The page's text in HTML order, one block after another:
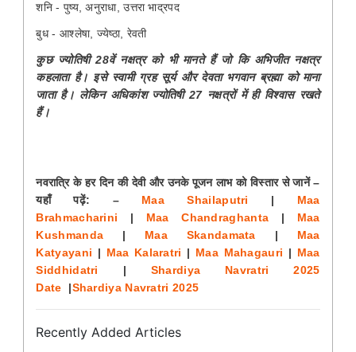
शनि - पुष्य, अनुराधा, उत्तरा भाद्रपद
बुध - आश्लेषा, ज्येष्ठा, रेवती
कुछ ज्योतिषी 28वें नक्षत्र को भी मानते हैं जो कि अभिजीत नक्षत्र
कहलाता है। इसे स्वामी ग्रह सूर्य और देवता भगवान ब्रह्मा को माना
जाता है। लेकिन अधिकांश ज्योतिषी 27 नक्षत्रों में ही विश्वास रखते
हैं।
नवरात्रि के हर दिन की देवी और उनके पूजन लाभ को विस्तार से जानें –
यहाँ पढ़ें: – Maa Shailaputri | Maa
Brahmacharini | Maa Chandraghanta | Maa
Kushmanda | Maa Skandamata | Maa
Katyayani | Maa Kalaratri | Maa Mahagauri | Maa
Siddhidatri
| Shardiya Navratri 2025
Date |Shardiya Navratri 2025
Recently Added Articles